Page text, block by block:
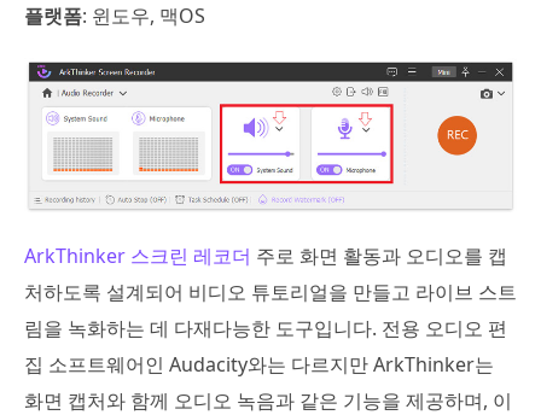
플랫폼: 윈도우, 맥OS
ArkThinker 스크린 레코더 주로 화면 활동과 오디오를 캡
처하도록 설계되어 비디오 튜토리얼을 만들고 라이브 스트
림을 녹화하는 데 다재다능한 도구입니다. 전용 오디오 편
집 소프트웨어인 Audacity와는 다르지만 ArkThinker는
화면 캡처와 함께 오디오 녹음과 같은 기능을 제공하며, 이